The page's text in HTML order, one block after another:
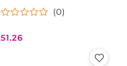
Końcówki
(0)
Cena:
51.26